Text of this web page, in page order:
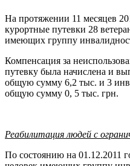
На протяжении 11 месяцев
курортные путевки 28
имеющих группу
Компенсация за
путевку была начислена и
общую сумму 6,2 тыс. и 3
общую сумму 0, 5 тыс. грн.
Реабилитация людей с
По состоянию на 01.12.2011